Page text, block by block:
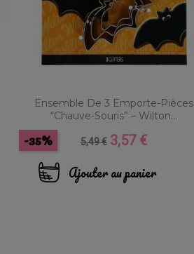
Ensemble De 3 Emporte-Pièces
“Chauve-Souris” – Wilton...
Prix
base
5,49 €
-35% Prix
3,57 €
Ajouter au panier